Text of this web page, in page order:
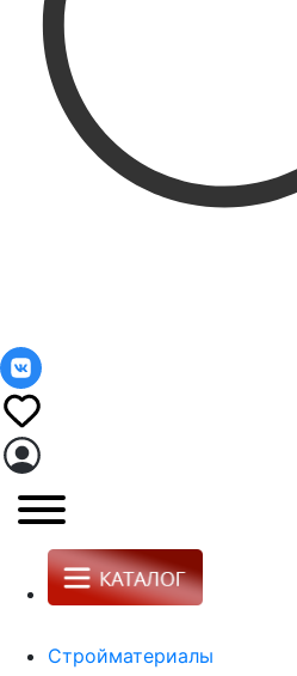
Стройматериалы